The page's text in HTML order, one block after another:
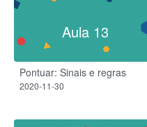
Aula 13
Pontuar: Sinais e regras
2020-11-30